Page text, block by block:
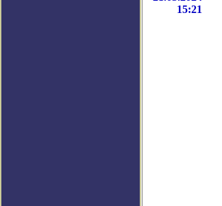
15:21